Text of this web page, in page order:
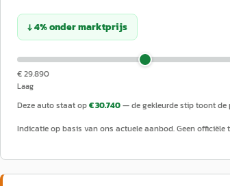
↓4%ondermarktprijs
€ 29.890
Laag
Deze auto staat op€ 30.740— de gekleurde stip toont de
Indicatie op basis van ons actuele aanbod. Geen officiële